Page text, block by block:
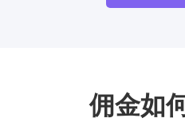
佣金如